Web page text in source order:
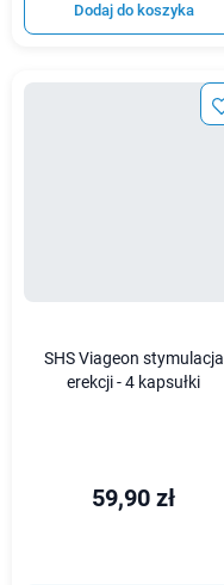
Dodaj do koszyka
SHS Viageon stymulacja
erekcji - 4 kapsułki
59,90 zł